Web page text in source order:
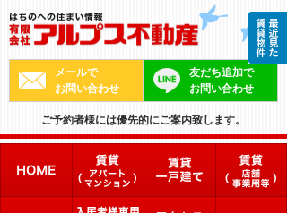
メールで
お問い合わせ
友だち追加で
お問い合わせ
ご予約者様には優先的にご案内致します。